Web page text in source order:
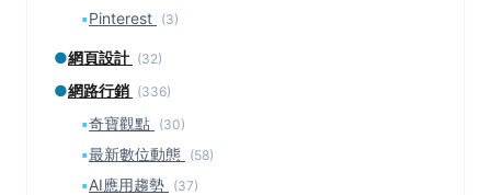
▪Pinterest (3)
●網頁設計 (32)
●網路行銷 (336)
▪奇寶觀點 (30)
▪最新數位動態 (58)
▪AI應用趨勢 (37)